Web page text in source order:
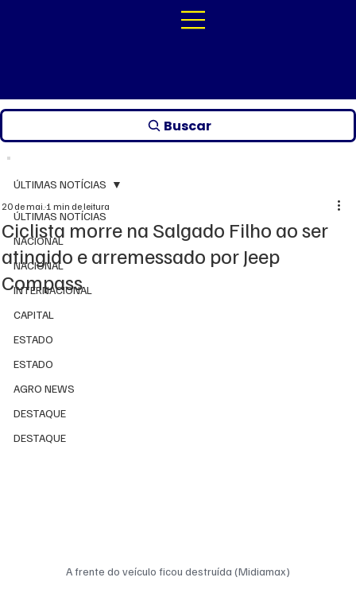
Buscar
ÚLTIMAS NOTÍCIAS
NACIONAL
NACIONAL
INTERNACIONAL
CAPITAL
ESTADO
ESTADO
AGRO NEWS
DESTAQUE
DESTAQUE
ÚLTIMAS NOTÍCIAS
Ciclista morre na Salgado Filho ao ser
atingido e arremessado por Jeep
Compass
20 de mai.1 min de leitura
A frente do veículo ficou destruída (Midiamax)